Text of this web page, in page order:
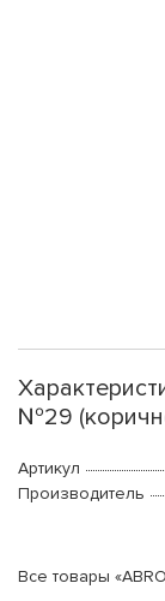
№29
Артикул
Производитель
Все товары